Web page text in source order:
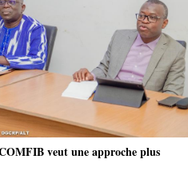
veut une approche plus